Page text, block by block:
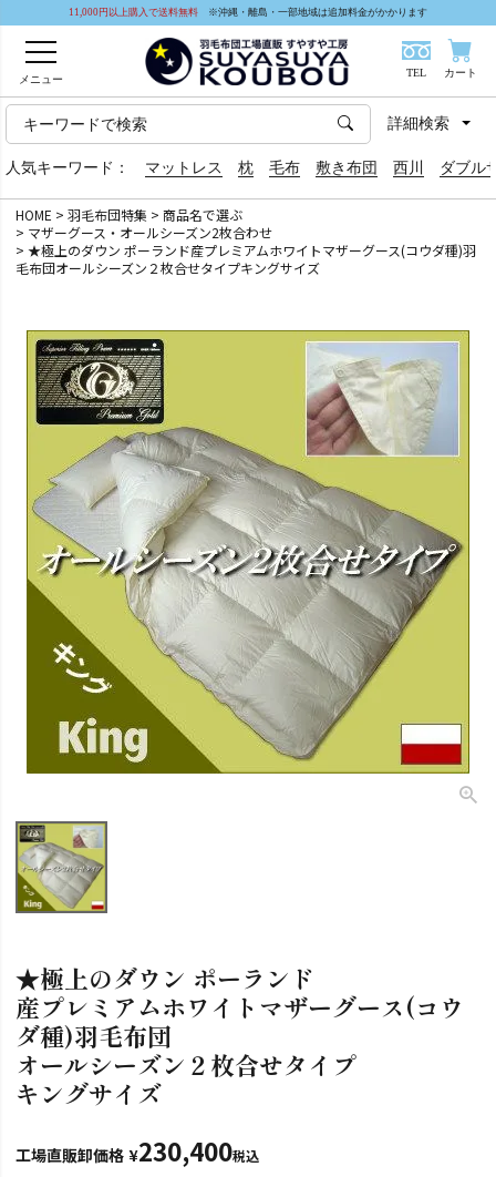
11,000円以上購入で送料無料 ※沖縄・離島・一部地域は追加料金がかかります
メニュー
TEL カート
人気キーワード： マットレス 枕 毛布 敷き布団 西川 ダブル
詳細検索
HOME 羽毛布団特集
商品名で選ぶ
マザーグース・オールシーズン2枚合わせ
★極上のダウン ポーランド産プレミアムホワイトマザーグース(コウダ種)羽
毛布団オールシーズン２枚合せタイプキングサイズ
★極上のダウン ポーランド
産プレミアムホワイトマザーグース(コウ
ダ種)羽毛布団
オールシーズン２枚合せタイプ
キングサイズ
工場直販卸価格 ¥230,400税込